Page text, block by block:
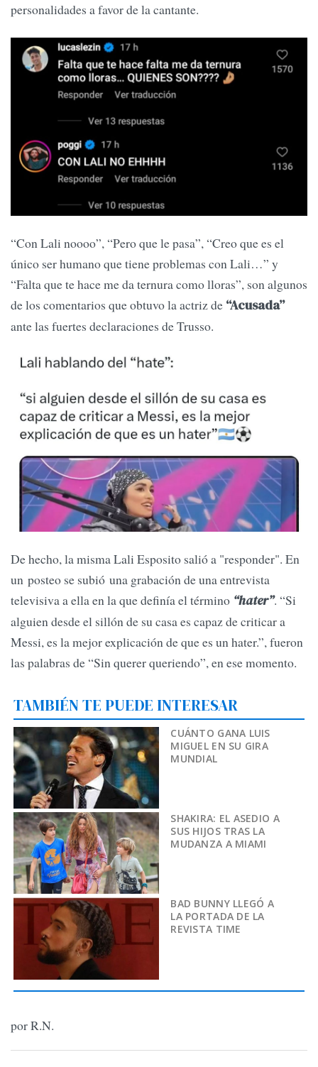
personalidades a favor de la cantante.
“Con Lali noooo”, “Pero que le pasa”, “Creo que es el
único ser humano que tiene problemas con Lali…” y
“Falta que te hace me da ternura como lloras”, son algunos
de los comentarios que obtuvo la actriz de “Acusada”
ante las fuertes declaraciones de Trusso.
De hecho, la misma Lali Esposito salió a "responder". En
un posteo se subió una grabación de una entrevista
televisiva a ella en la que definía el término “hater”. “Si
alguien desde el sillón de su casa es capaz de criticar a
Messi, es la mejor explicación de que es un hater.”, fueron
las palabras de “Sin querer queriendo”, en ese momento.
TAMBIÉN TE PUEDE INTERESAR
CUÁNTO GANA LUIS
MIGUEL EN SU GIRA
MUNDIAL
SHAKIRA: EL ASEDIO A
SUS HIJOS TRAS LA
MUDANZA A MIAMI
BAD BUNNY LLEGÓ A
LA PORTADA DE LA
REVISTA TIME
por R.N.